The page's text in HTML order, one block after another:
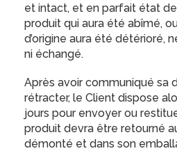
et intact, et en parfait état
produit qui aura été abîmé,
d’origine aura été détérioré,
ni échangé.
Après avoir communiqué sa
rétracter, le Client dispose
jours pour envoyer ou
produit devra être retourné
démonté et dans son